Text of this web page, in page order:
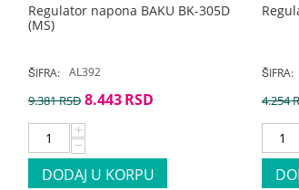
Regulator napona BAKU BK-305D
(MS)
ŠIFRA: AL392
9.381RSD 8.443RSD
+
−
DODAJ U KORPU
ŠIFRA:
4.254